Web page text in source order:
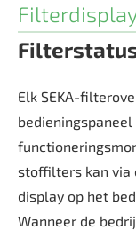
Elk SEKA-
stoffilters kan via
display op het
Wanneer de